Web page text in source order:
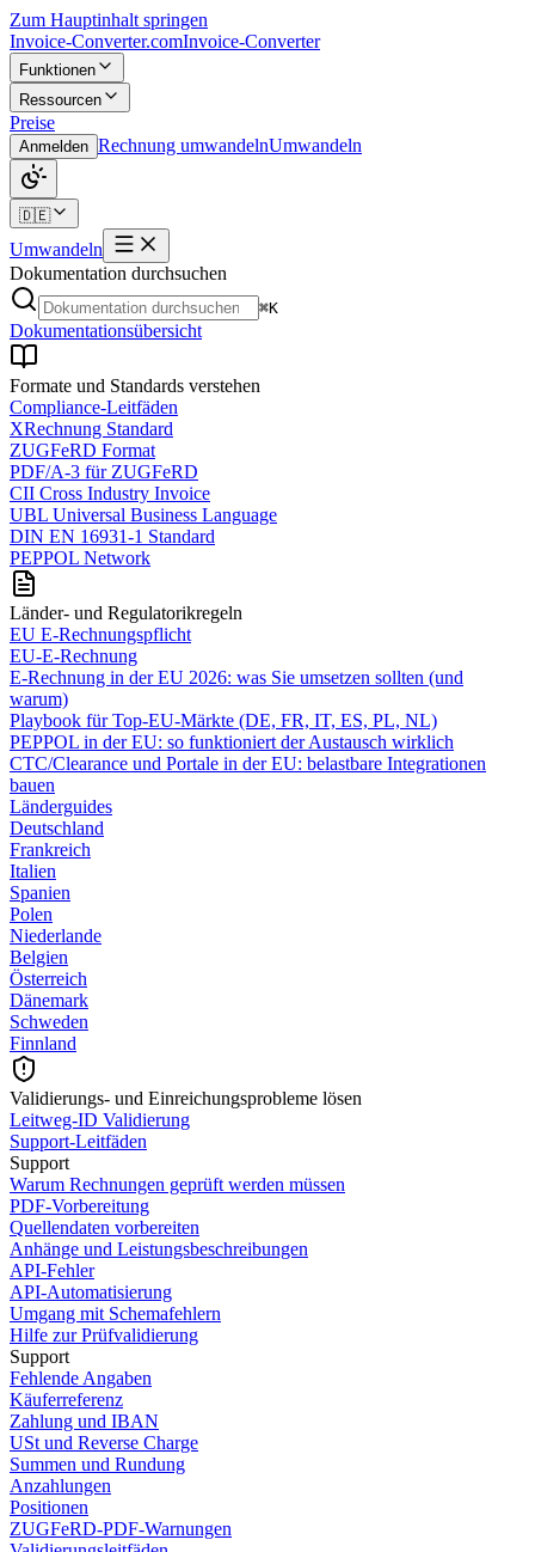
Zum Hauptinhalt springen
Invoice-Converter.comInvoice-Converter
Funktionen
Ressourcen
Preise
Anmelden Rechnung umwandelnUmwandeln
🇩🇪
Umwandeln
Dokumentation durchsuchen
⌘K
Dokumentationsübersicht
Formate und Standards verstehen
Compliance-Leitfäden
XRechnung Standard
ZUGFeRD Format
PDF/A-3 für ZUGFeRD
CII Cross Industry Invoice
UBL Universal Business Language
DIN EN 16931-1 Standard
PEPPOL Network
Länder- und Regulatorikregeln
EU E-Rechnungspflicht
EU-E-Rechnung
E‑Rechnung in der EU 2026: was Sie umsetzen sollten (und
warum)
Playbook für Top‑EU‑Märkte (DE, FR, IT, ES, PL, NL)
PEPPOL in der EU: so funktioniert der Austausch wirklich
CTC/Clearance und Portale in der EU: belastbare Integrationen
bauen
Länderguides
Deutschland
Frankreich
Italien
Spanien
Polen
Niederlande
Belgien
Österreich
Dänemark
Schweden
Finnland
Validierungs- und Einreichungsprobleme lösen
Leitweg-ID Validierung
Support-Leitfäden
Support
Warum Rechnungen geprüft werden müssen
PDF-Vorbereitung
Quellendaten vorbereiten
Anhänge und Leistungsbeschreibungen
API-Fehler
API-Automatisierung
Umgang mit Schemafehlern
Hilfe zur Prüfvalidierung
Support
Fehlende Angaben
Käuferreferenz
Zahlung und IBAN
USt und Reverse Charge
Summen und Rundung
Anzahlungen
Positionen
ZUGFeRD-PDF-Warnungen